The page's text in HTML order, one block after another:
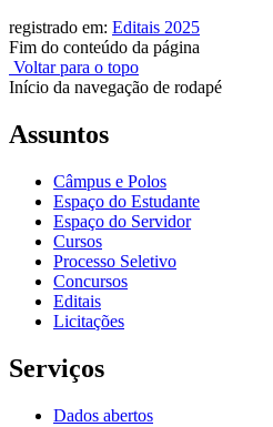
registrado em: Editais 2025
Fim do conteúdo da página
Voltar para o topo
Início da navegação de rodapé
Assuntos
Câmpus e Polos
Espaço do Estudante
Espaço do Servidor
Cursos
Processo Seletivo
Concursos
Editais
Licitações
Serviços
Dados abertos